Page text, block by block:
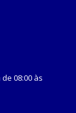
08:00 às